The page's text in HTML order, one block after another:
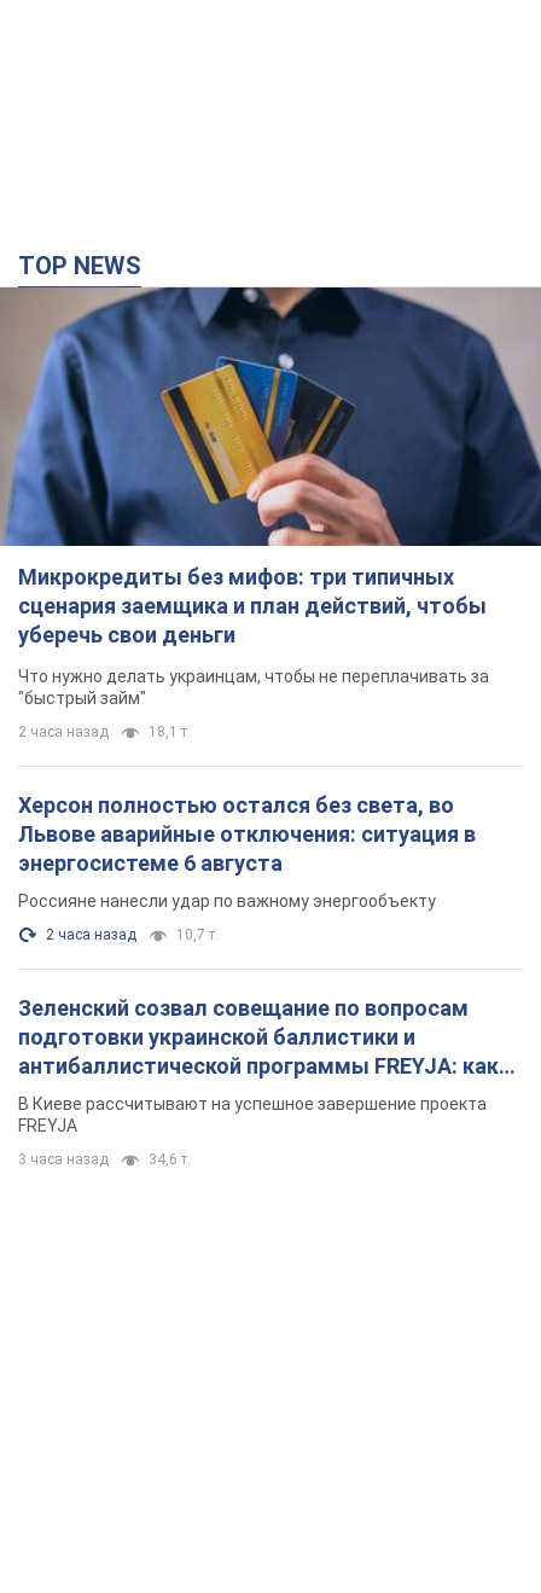
TOP NEWS
Микрокредиты без мифов: три типичных
сценария заемщика и план действий, чтобы
уберечь свои деньги
Что нужно делать украинцам, чтобы не переплачивать за
"быстрый займ"
2 часа назад 18,1 т.
Херсон полностью остался без света, во
Львове аварийные отключения: ситуация в
энергосистеме 6 августа
Россияне нанесли удар по важному энергообъекту
2 часа назад 10,7 т.
Зеленский созвал совещание по вопросам
подготовки украинской баллистики и
антибаллистической программы FREYJA: какие
решения готовятся
В Киеве рассчитывают на успешное завершение проекта
FREYJA
3 часа назад 34,6 т.